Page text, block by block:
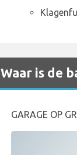
Waar is de
GARAGE OP